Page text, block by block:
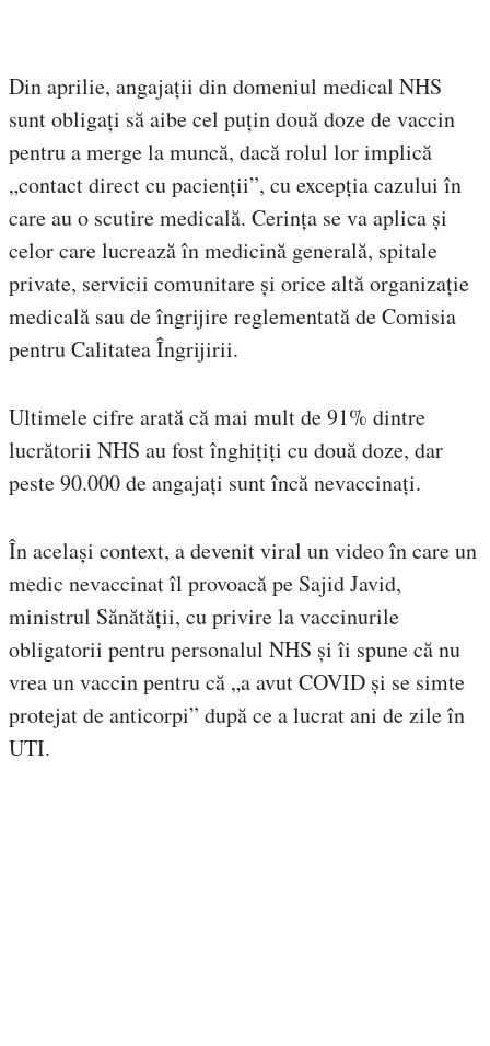
Din aprilie, angajații din domeniul medical NHS
sunt obligați să aibe cel puțin două doze de vaccin
pentru a merge la muncă, dacă rolul lor implică
„contact direct cu pacienții”, cu excepția cazului în
care au o scutire medicală. Cerința se va aplica și
celor care lucrează în medicină generală, spitale
private, servicii comunitare și orice altă organizație
medicală sau de îngrijire reglementată de Comisia
pentru Calitatea Îngrijirii.
Ultimele cifre arată că mai mult de 91% dintre
lucrătorii NHS au fost înghițiți cu două doze, dar
peste 90.000 de angajați sunt încă nevaccinați.
În același context, a devenit viral un video în care un
medic nevaccinat îl provoacă pe Sajid Javid,
ministrul Sănătății, cu privire la vaccinurile
obligatorii pentru personalul NHS și îi spune că nu
vrea un vaccin pentru că „a avut COVID și se simte
protejat de anticorpi” după ce a lucrat ani de zile în
UTI.